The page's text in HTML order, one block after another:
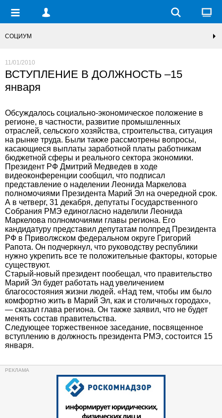
СОЦИУМ
11/01/2010
ВСТУПЛЕНИЕ В ДОЛЖНОСТЬ –15
января
Обсуждалось социально-экономическое положение в
регионе, в частности, развитие промышленных
отраслей, сельского хозяйства, строительства, ситуация
на рынке труда. Были также рассмотрены вопросы,
касающиеся выплаты заработной платы работникам
бюджетной сферы и реального сектора экономики.
Президент РФ Дмитрий Медведев в ходе
видеоконференции сообщил, что подписал
представление о наделении Леонида Маркелова
полномочиями Президента Марий Эл на очередной срок.
А в четверг, 31 декабря, депутаты Государственного
Собрания РМЭ единогласно наделили Леонида
Маркелова полномочиями главы региона. Его
кандидатуру представил депутатам полпред Президента
РФ в Приволжском федеральном округе Григорий
Рапота. Он подчеркнул, что руководству республики
нужно укрепить все те положительные факторы, которые
существуют.
Старый-новый президент пообещал, что правительство
Марий Эл будет работать над увеличением
благосостояния жизни людей. «Над тем, чтобы им было
комфортно жить в Марий Эл, как и столичных городах»,
— сказал глава региона. Он также заявил, что не будет
менять состав правительства.
Следующее торжественное заседание, посвященное
вступлению в должность президента РМЭ, состоится 15
января.